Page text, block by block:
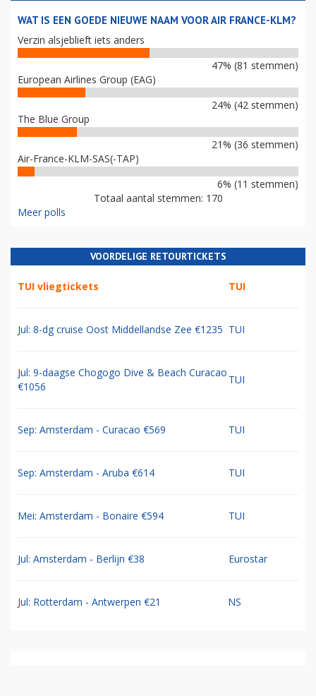
WAT IS EEN GOEDE NIEUWE NAAM VOOR AIR FRANCE-KLM?
Verzin alsjeblieft iets anders
47% (81 stemmen)
European Airlines Group (EAG)
24% (42 stemmen)
The Blue Group
21% (36 stemmen)
Air-France-KLM-SAS(-TAP)
6% (11 stemmen)
Totaal aantal stemmen: 170
Meer polls
VOORDELIGE RETOURTICKETS
TUI vliegtickets TUI
Jul: 8-dg cruise Oost Middellandse Zee €1235 TUI
Jul: 9-daagse Chogogo Dive & Beach Curacao
€1056
TUI
Sep: Amsterdam - Curacao €569 TUI
Sep: Amsterdam - Aruba €614 TUI
Mei: Amsterdam - Bonaire €594 TUI
Jul: Amsterdam - Berlijn €38 Eurostar
Jul: Rotterdam - Antwerpen €21 NS